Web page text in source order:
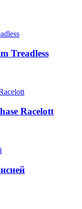
Treadless
Racelott